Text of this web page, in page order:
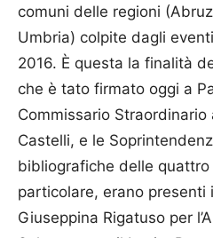
comuni delle regioni
Umbria) colpite dagli
2016. È questa la finalità
che è tato firmato oggi a
Commissario
Castelli, e le
bibliografiche delle
particolare, erano presenti
Giuseppina Rigatuso per